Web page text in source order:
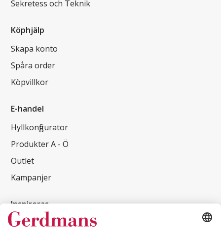
Sekretess och Teknik
Köphjälp
Skapa konto
Spåra order
Köpvillkor
E-handel
Hyllkonfigurator
Produkter A - Ö
Outlet
Kampanjer
Inspireras
Kundcase